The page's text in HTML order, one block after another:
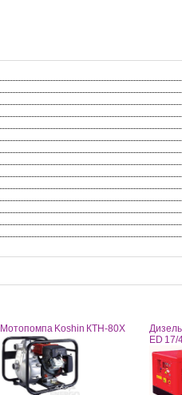
Мотопомпа Koshin КТH-80X
ED 17/